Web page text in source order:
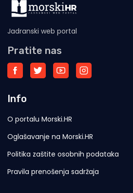
Jadranski web portal
Pratite nas
Info
O portalu Morski.HR
Oglašavanje na Morski.HR
Politika zaštite osobnih podataka
Pravila prenošenja sadržaja